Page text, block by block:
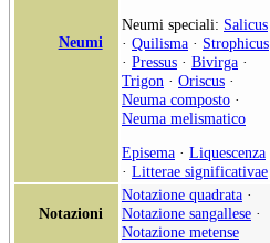
Neumi
Neumi speciali: Salicus
· Quilisma · Strophicus
· Pressus · Bivirga ·
Trigon · Oriscus ·
Neuma composto ·
Neuma melismatico
Episema · Liquescenza
· Litterae significativae
Notazioni
Notazione quadrata ·
Notazione sangallese ·
Notazione metense